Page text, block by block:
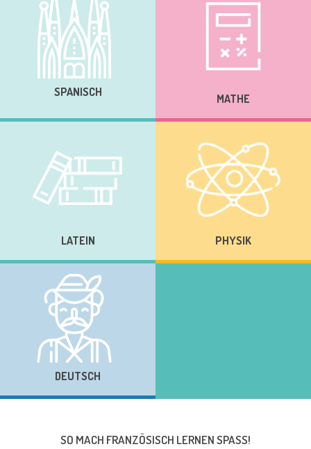
SPANISCH MATHE
LATEIN PHYSIK
DEUTSCH
SO MACH FRANZÖSISCH LERNEN SPASS!